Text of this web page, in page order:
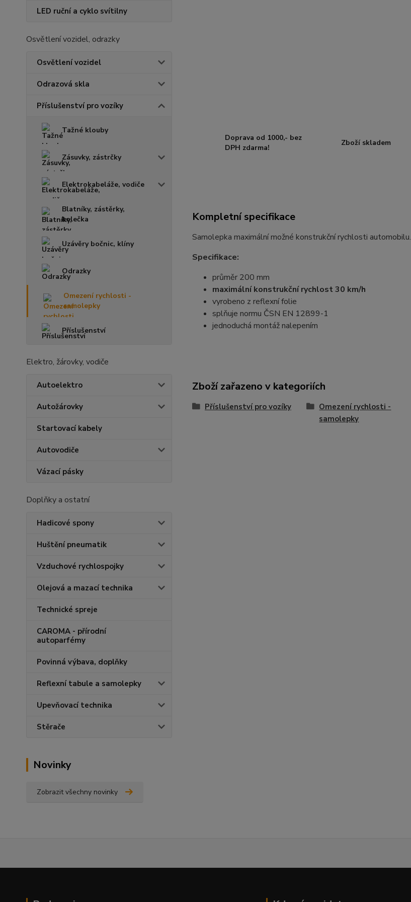
LED ruční a cyklo svítilny
Osvětlení vozidel, odrazky
Osvětlení vozidel
Odrazová skla
Příslušenství pro vozíky
Tažné klouby
Zásuvky, zástrčky
Elektrokabeláže, vodiče
Blatníky, zástěrky,
kolečka
Uzávěry bočnic, klíny
Odrazky
Omezení rychlosti -
samolepky
Příslušenství
Elektro, žárovky, vodiče
Autoelektro
Autožárovky
Startovací kabely
Autovodiče
Vázací pásky
Doplňky a ostatní
Hadicové spony
Huštění pneumatik
Vzduchové rychlospojky
Olejová a mazací technika
Technické spreje
CAROMA - přírodní
autoparfémy
Povinná výbava, doplňky
Reflexní tabule a samolepky
Upevňovací technika
Stěrače
Novinky
Zobrazit všechny novinky
Doprava od 1000,- bez
DPH zdarma!
Zboží skladem
Kompletní specifikace
Samolepka maximální možné konstrukční rychlosti automobilu.
Specifikace:
průměr 200 mm
maximální konstrukční rychlost 30 km/h
vyrobeno z reflexní folie
splňuje normu ČSN EN 12899-1
jednoduchá montáž nalepením
Zboží zařazeno v kategoriích
Příslušenství pro vozíky
Omezení rychlosti -
samolepky